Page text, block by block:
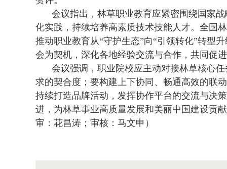
会议指出，林草职业教育应紧密围绕国家
化实践，持续培养高素质技术技能人才。全国
推动职业教育从“守护生态”向“引领转化”转型
会为契机，深化各地经验交流与合作，共同促
会议强调，职业院校应主动对接林草核心
求的契合度；要构建上下协同、畅通高效的联
持续打造品牌活动，发挥协作平台的交流与决
进，为林草事业高质量发展和美丽中国建设贡
审：花昌涛；审核：马文申）